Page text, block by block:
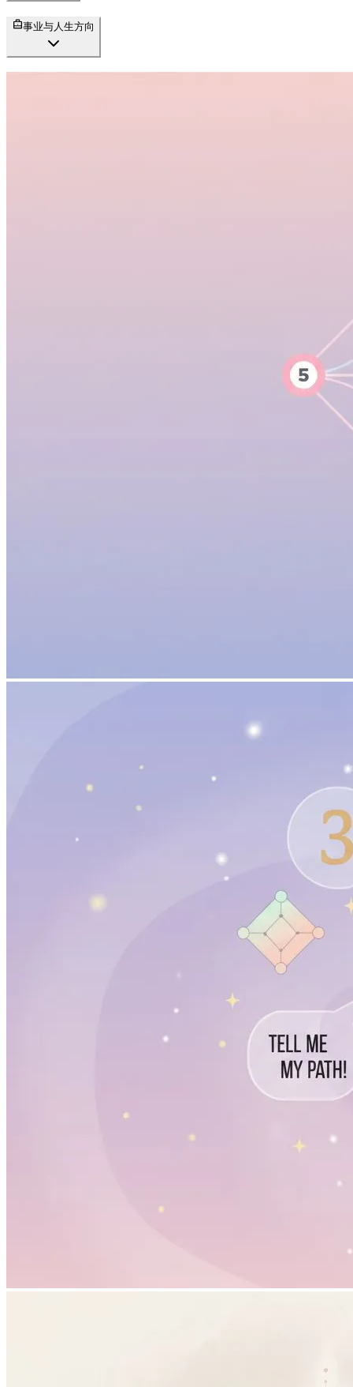
事业与人生方向